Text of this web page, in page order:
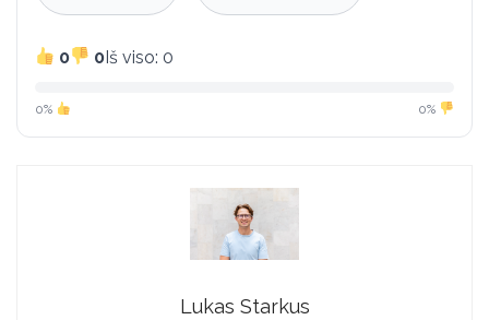
0 0Iš viso: 0
0% 0%
Lukas Starkus